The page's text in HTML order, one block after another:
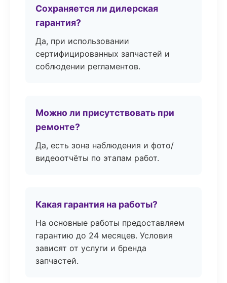
Сохраняется ли дилерская
гарантия?
Да, при использовании
сертифицированных запчастей и
соблюдении регламентов.
Можно ли присутствовать при
ремонте?
Да, есть зона наблюдения и фото/
видеоотчёты по этапам работ.
Какая гарантия на работы?
На основные работы предоставляем
гарантию до 24 месяцев. Условия
зависят от услуги и бренда
запчастей.